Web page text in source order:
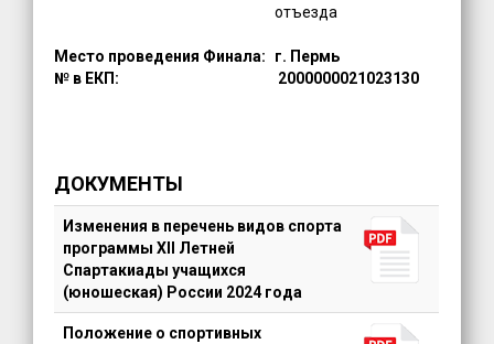
отъезда
Место проведения Финала:
г. Пермь
№ в ЕКП:
2000000021023130
ДОКУМЕНТЫ
Изменения в перечень видов спорта
программы XII Летней
Спартакиады учащихся
(юношеская) России 2024 года
Положение о спортивных